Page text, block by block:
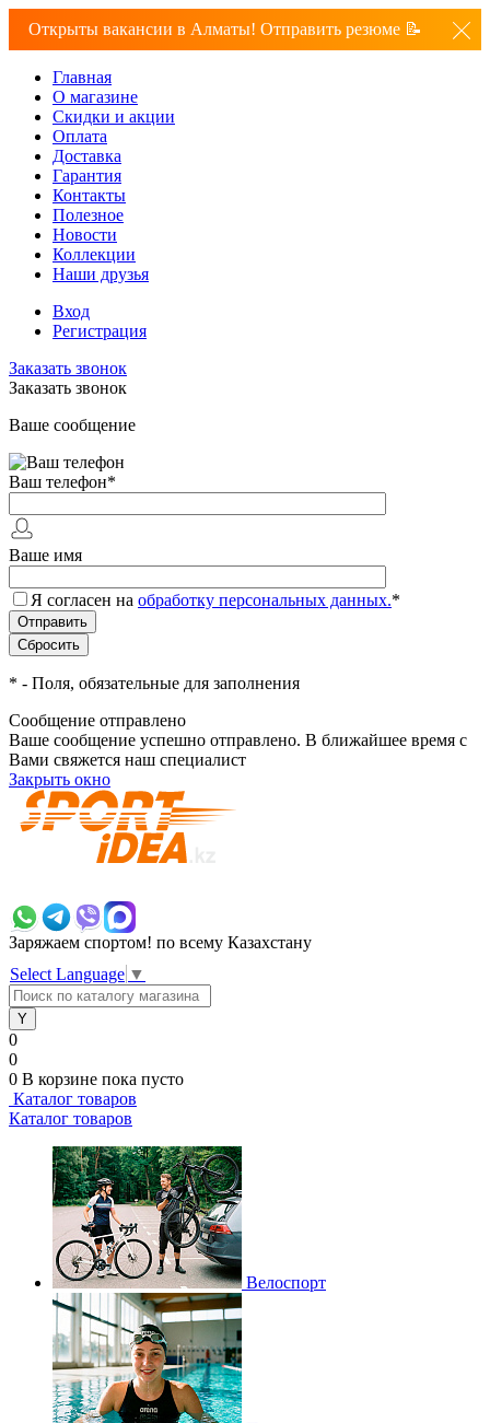
Открыты вакансии в Алматы! Отправить резюме 📝
Главная
О магазине
Скидки и акции
Оплата
Доставка
Гарантия
Контакты
Полезное
Новости
Коллекции
Наши друзья
Вход
Регистрация
Заказать звонок
Заказать звонок
Ваше сообщение
Ваш телефон*
Ваше имя
Я согласен на обработку персональных данных.*
* - Поля, обязательные для заполнения
Сообщение отправлено
Ваше сообщение успешно отправлено. В ближайшее время с
Вами свяжется наш специалист
Закрыть окно
Заряжаем спортом! по всему Казахстану
Select Language ▼
0
0
0 В корзине пока пусто
Каталог товаров
Каталог товаров
Велоспорт